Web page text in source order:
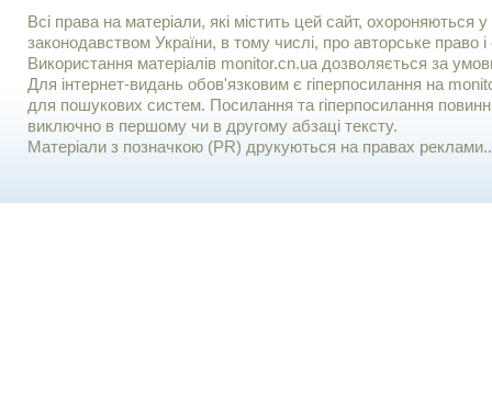
Всі права на матеріали, які містить цей сайт, охороняються у
законодавством України, в тому числі, про авторське право і
Використання матерiалiв monitor.cn.ua дозволяється за
Для iнтернет-видань обов'язковим є гiперпосилання на
для пошукових систем. Посилання та гіперпосилання
виключно в першому чи в другому абзаці тексту.
Матеріали з позначкою (PR) друкуються на правах реклами..